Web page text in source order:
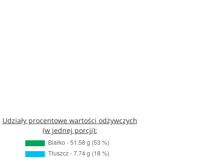
Udziały procentowe wartości odżywczych
(w jednej porcji):